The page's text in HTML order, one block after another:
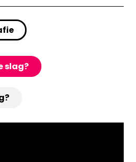
slag?